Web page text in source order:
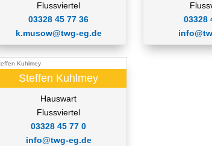
Flussviertel
03328 45 77 36
k.musow@twg-eg.de
Steffen Kuhlmey
Hauswart
Flussviertel
03328 45 77 0
info@twg-eg.de
03328